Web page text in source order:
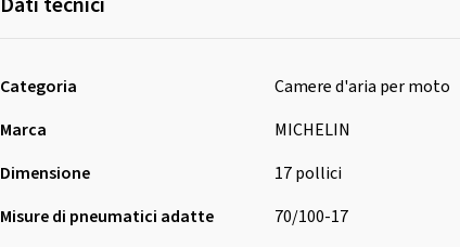
Categoria
Camere d'aria per moto
Marca
MICHELIN
Dimensione
17 pollici
Misure di pneumatici adatte
70/100-17